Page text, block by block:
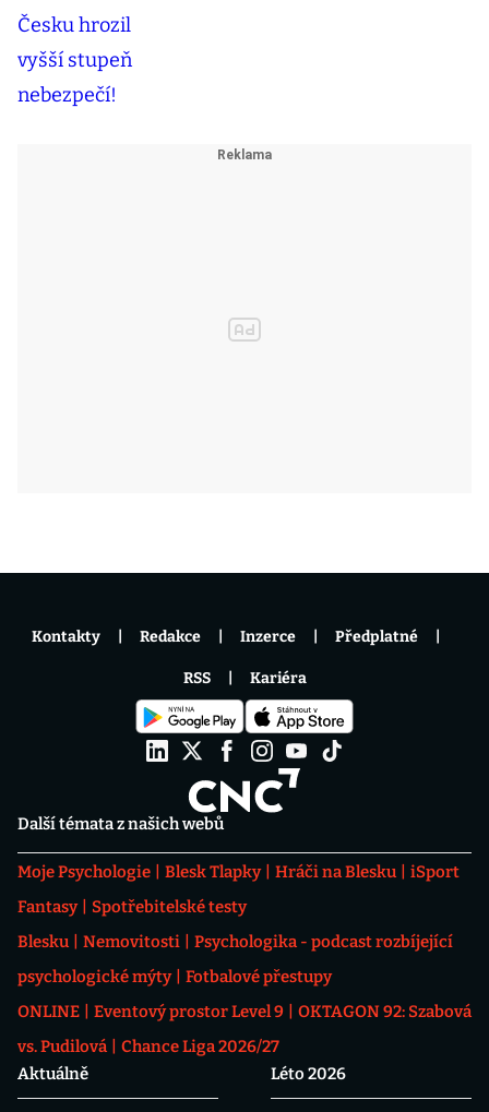
Další témata z našich webů
Moje Psychologie Blesk Tlapky Hráči na Blesku
iSport
Fantasy
Spotřebitelské testy
Blesku
Nemovitosti
Psychologika - podcast rozbíjející
psychologické mýty
Fotbalové přestupy
ONLINE
Eventový prostor Level 9
OKTAGON 92: Szabová
vs. Pudilová
Chance Liga 2026/27
Aktuálně
Léto 2026
Kontakty Redakce Inzerce Předplatné
RSS Kariéra